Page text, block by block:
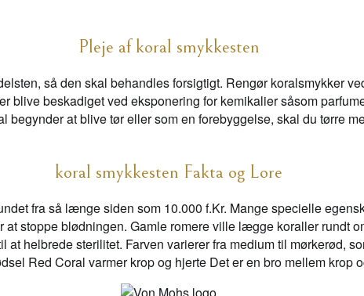
Pleje af koral smykkesten
så den skal behandles forsigtigt. Rengør koralsmykker
blive beskadiget ved eksponering for kemikalier såsom
begynder at blive tør eller som en forebyggelse, skal du tørre
koral smykkesten Fakta og Lore
fra så længe siden som 10.000 f.Kr. Mange specielle
stoppe blødningen. Gamle romere ville lægge koraller rundt
helbrede sterilitet. Farven varierer fra medium til mørkerød,
Red Coral varmer krop og hjerte Det er en bro mellem krop